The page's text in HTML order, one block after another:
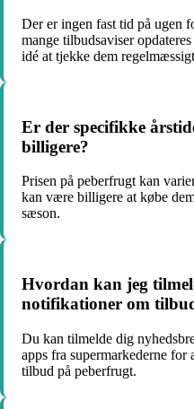
Der er ingen fast tid på ugen
mange tilbudsaviser
idé at tjekke dem
Er der specifikke
billigere?
Prisen på peberfrugt kan
kan være billigere at købe
sæson.
Hvordan kan jeg
notifikationer om
Du kan tilmelde dig
apps fra supermarkederne
tilbud på peberfrugt.